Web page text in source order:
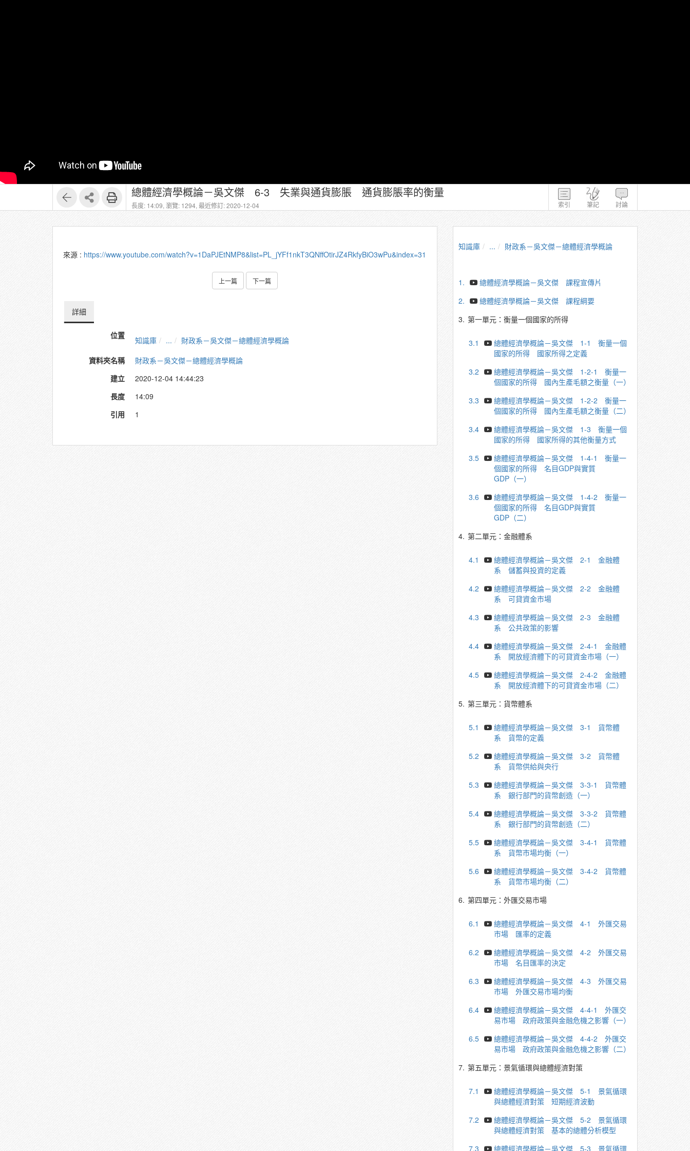
索引 筆記 討論
總體經濟學概論－吳文傑 6-3 失業與通貨膨脹 通貨膨脹率的衡量
長度: 14:09, 瀏覽: 1294, 最近修訂: 2020-12-04
來源 : https://www.youtube.com/watch?v=1DaPJEtNMP8&list=PL_jYFf1nkT3QNffOtirJZ4RkfyBiO3wPu&index=31
上一篇 下一篇
詳細
位置 知識庫 ...
財政系－吳文傑－總體經濟學概論
資料夾名稱
財政系－吳文傑－總體經濟學概論
建立
2020-12-04 14:44:23
長度
14:09
引用
1
知識庫 ... 財政系－吳文傑－總體經濟學概論
1.
總體經濟學概論－吳文傑 課程宣傳片
2.
總體經濟學概論－吳文傑 課程綱要
3. 第一單元：衡量一個國家的所得
3.1
總體經濟學概論－吳文傑 1-1 衡量一個
國家的所得 國家所得之定義
3.2
總體經濟學概論－吳文傑 1-2-1 衡量一
個國家的所得 國內生產毛額之衡量（一）
3.3
總體經濟學概論－吳文傑 1-2-2 衡量一
個國家的所得 國內生產毛額之衡量（二）
3.4
總體經濟學概論－吳文傑 1-3 衡量一個
國家的所得 國家所得的其他衡量方式
3.5
總體經濟學概論－吳文傑 1-4-1 衡量一
個國家的所得 名目GDP與實質
GDP（一）
3.6
總體經濟學概論－吳文傑 1-4-2 衡量一
個國家的所得 名目GDP與實質
GDP（二）
4. 第二單元：金融體系
4.1
總體經濟學概論－吳文傑 2-1 金融體
系 儲蓄與投資的定義
4.2
總體經濟學概論－吳文傑 2-2 金融體
系 可貸資金市場
4.3
總體經濟學概論－吳文傑 2-3 金融體
系 公共政策的影響
4.4
總體經濟學概論－吳文傑 2-4-1 金融體
系 開放經濟體下的可貸資金市場（一）
4.5
總體經濟學概論－吳文傑 2-4-2 金融體
系 開放經濟體下的可貸資金市場（二）
5. 第三單元：貨幣體系
5.1
總體經濟學概論－吳文傑 3-1 貨幣體
系 貨幣的定義
5.2
總體經濟學概論－吳文傑 3-2 貨幣體
系 貨幣供給與央行
5.3
總體經濟學概論－吳文傑 3-3-1 貨幣體
系 銀行部門的貨幣創造（一）
5.4
總體經濟學概論－吳文傑 3-3-2 貨幣體
系 銀行部門的貨幣創造（二）
5.5
總體經濟學概論－吳文傑 3-4-1 貨幣體
系 貨幣市場均衡（一）
5.6
總體經濟學概論－吳文傑 3-4-2 貨幣體
系 貨幣市場均衡（二）
6. 第四單元：外匯交易市場
6.1
總體經濟學概論－吳文傑 4-1 外匯交易
市場 匯率的定義
6.2
總體經濟學概論－吳文傑 4-2 外匯交易
市場 名目匯率的決定
6.3
總體經濟學概論－吳文傑 4-3 外匯交易
市場 外匯交易市場均衡
6.4
總體經濟學概論－吳文傑 4-4-1 外匯交
易市場 政府政策與金融危機之影響（一）
6.5
總體經濟學概論－吳文傑 4-4-2 外匯交
易市場 政府政策與金融危機之影響（二）
7. 第五單元：景氣循環與總體經濟對策
7.1
總體經濟學概論－吳文傑 5-1 景氣循環
與總體經濟對策 短期經濟波動
7.2
總體經濟學概論－吳文傑 5-2 景氣循環
與總體經濟對策 基本的總體分析模型
7.3
總體經濟學概論－吳文傑 5-3 景氣循環